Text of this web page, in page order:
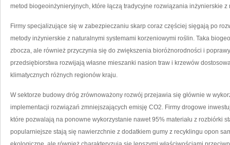
metod biogeoinżynieryjnych, które łączą tradycyjne rozwiązania inżynierskie
Firmy specjalizujące się w zabezpieczaniu skarp coraz częściej sięgają po
metody inżynierskie z naturalnymi systemami korzeniowymi roślin. Taka
zbocza, ale również przyczynia się do zwiększenia bioróżnorodności i
przedsiębiorstwa rozwijają własne mieszanki nasion traw i krzewów
klimatycznych różnych regionów kraju.
W sektorze budowy dróg zrównoważony rozwój przejawia się głównie w
implementacji rozwiązań zmniejszających emisję CO2. Firmy drogowe
które pozwalają na ponowne wykorzystanie nawet 95% materiału z rozbiórki
popularniejsze stają się nawierzchnie z dodatkiem gumy z recyklingu opon